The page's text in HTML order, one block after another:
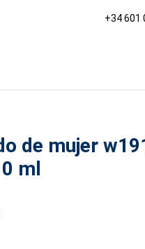
+34 601
de mujer
ml